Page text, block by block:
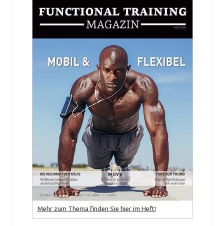
Mehr zum Thema finden Sie hier im Heft!